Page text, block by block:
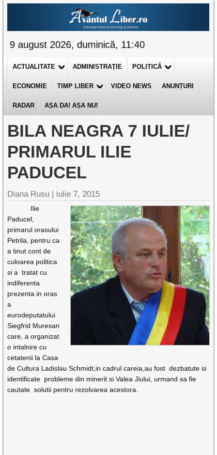
9 august 2026, duminică, 11:40
ACTUALITATE ADMINISTRAȚIE POLITICĂ
ECONOMIE TIMP LIBER VIDEO NEWS ANUNȚURI
RADAR AȘA DA! AȘA NU!
BILA NEAGRA 7 IULIE/
PRIMARUL ILIE
PADUCEL
Diana Rusu | iulie 7, 2015
Ilie
Paducel,
primarul orasului
Petrila, pentru ca
a tinut cont de
culoarea politica
si a tratat cu
indiferenta
prezenta in oras
a
eurodeputatului
Siegfrid Muresan
care, a organizat
o intalnire cu
cetatenii la Casa
de Cultura Ladislau Schmidt,in cadrul careia,au fost dezbatute si
identificate probleme din minerit si Valea Jiului, urmand sa fie
cautate solutii pentru rezolvarea acestora.